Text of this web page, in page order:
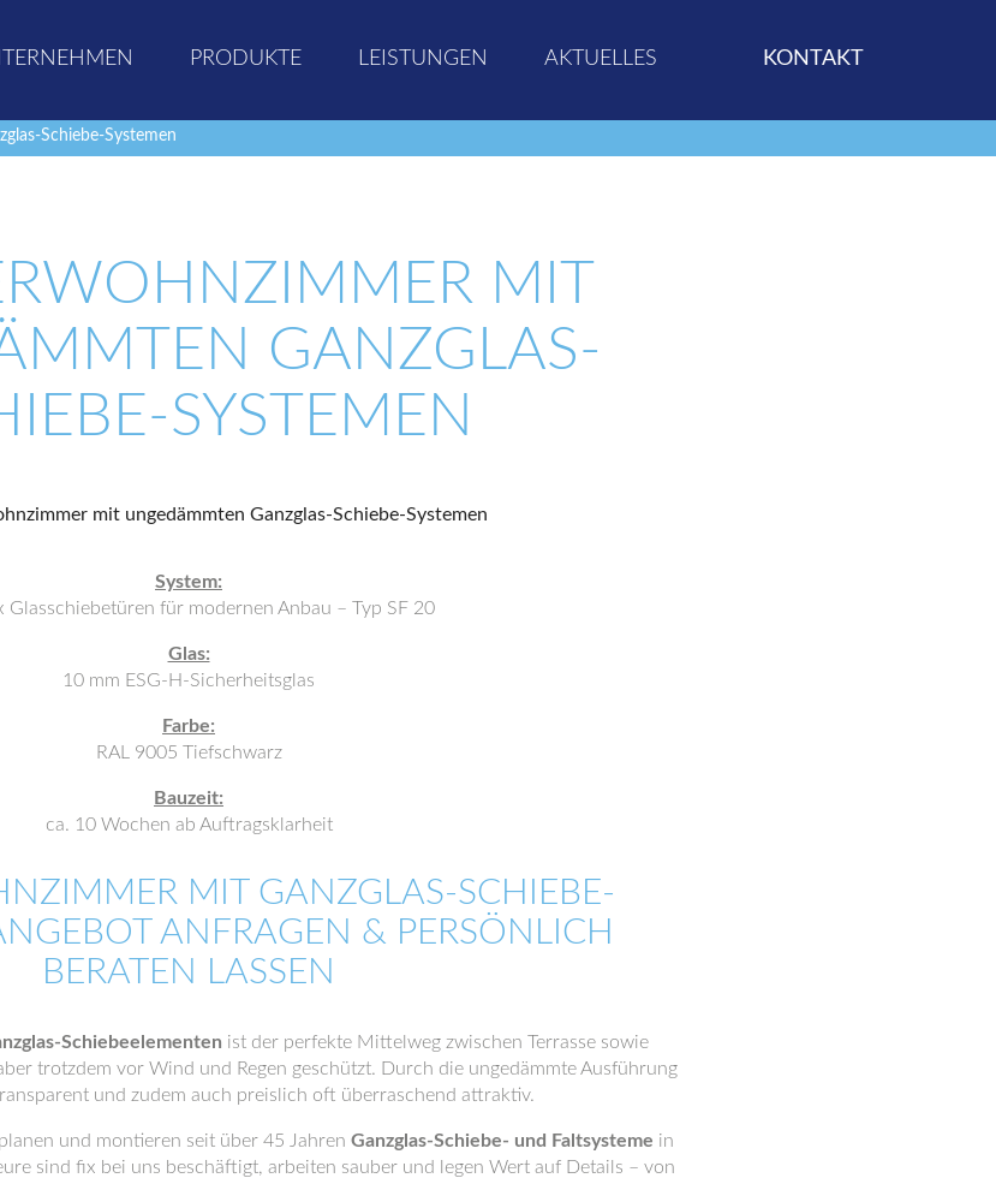
PRODUKTE LEISTUNGEN AKTUELLES KONTAKT
Schiebe-Systemen
MIT
GANZGLAS-
SYSTEMEN
System:
Glasschiebetüren für modernen Anbau – Typ SF 20
Glas:
10 mm ESG-H-Sicherheitsglas
Farbe:
RAL 9005 Tiefschwarz
Bauzeit:
ca. 10 Wochen ab Auftragsklarheit
MIT GANZGLAS-SCHIEBE-
ANFRAGEN & PERSÖNLICH
BERATEN LASSEN
Schiebeelementen ist der perfekte Mittelweg zwischen Terrasse sowie
trotzdem vor Wind und Regen geschützt. Durch die ungedämmte Ausführung
und zudem auch preislich oft überraschend attraktiv.
und montieren seit über 45 Jahren Ganzglas-Schiebe- und Faltsysteme in
sind fix bei uns beschäftigt, arbeiten sauber und legen Wert auf Details – von